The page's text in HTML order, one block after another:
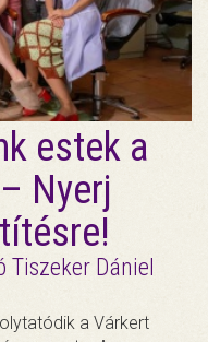
estek a
Nyerj
Dániel
a Várkert